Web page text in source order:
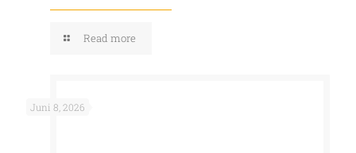
Read more
Juni 8, 2026